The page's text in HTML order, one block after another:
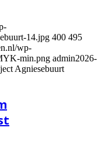
14.jpg 400 495
wp-
min.png admin2026-
Agniesebuurt